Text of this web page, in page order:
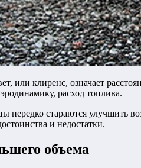
или клиренс, означает
расход топлива.
нередко стараются улучшить
и недостатки.
объема